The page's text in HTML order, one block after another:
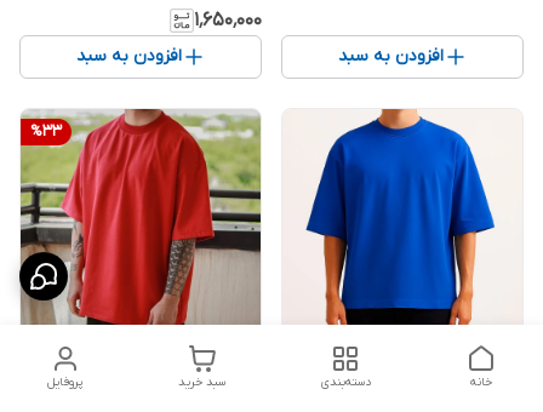
افزودن به سبد
دورس دو نخ | اورجینال دیلم
۱٬۶۵۰٬۰۰۰
افزودن به سبد
تیشرت دورس پنبه ماکان گرماژ بالا
%33
تیشرت قرمز بیسیک پنبه دونخ
گرماژ بالا لش جذاب | کیفیتپروفایل سبد خرید دسته‌بندی خانه